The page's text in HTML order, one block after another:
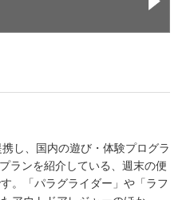
し、国内の遊び・体験プログラ
ランを紹介している、週末の便
。「パラグライダー」や「ラフ